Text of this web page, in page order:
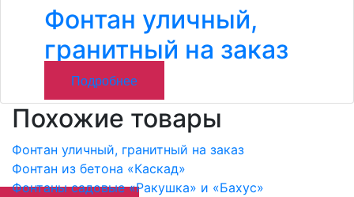
Фонтан уличный,
гранитный на заказ
Подробнее
Похожие товары
Фонтан уличный, гранитный на заказ
Фонтан из бетона «Каскад»
Фонтаны садовые «Ракушка» и «Бахус»